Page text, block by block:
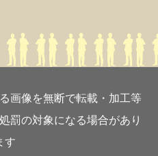
画像を無断で転載・加工等
罰の対象になる場合があり
す